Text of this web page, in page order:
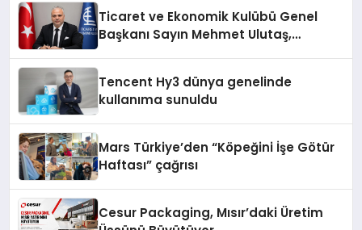
Ticaret ve Ekonomik Kulübü Genel
Başkanı Sayın Mehmet Ulutaş,
Tencent Hy3 dünya genelinde
kullanıma sunuldu
Mars Türkiye’den “Köpeğini İşe Götür
Haftası” çağrısı
Cesur Packaging, Mısır’daki Üretim